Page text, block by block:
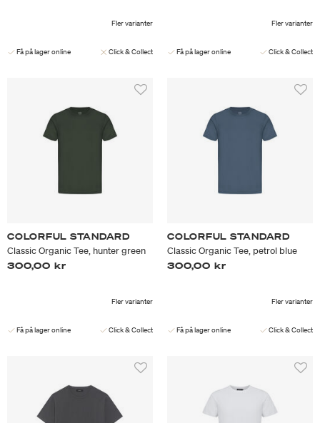
Fler varianter
Få på lager online Click & Collect
Fler varianter
Få på lager online Click & Collect
COLORFUL STANDARD
Classic Organic Tee, hunter green
300,00 kr
Fler varianter
Få på lager online Click & Collect
COLORFUL STANDARD
Classic Organic Tee, petrol blue
300,00 kr
Fler varianter
Få på lager online Click & Collect